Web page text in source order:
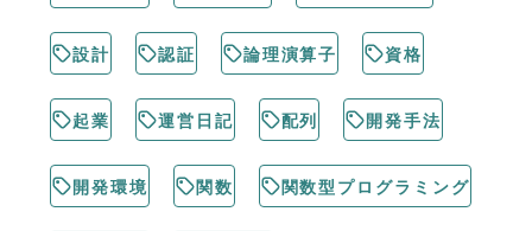
設計 認証 論理演算子 資格
起業 運営日記 配列 開発手法
開発環境 関数 関数型プログラミング